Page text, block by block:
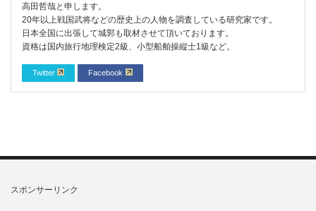
高田哲哉と申します。
20年以上戦国武将などの歴史上の人物を調査している研究家です。
日本全国に出張して城郭も取材させて頂いております。
資格は国内旅行地理検定2級、小型船舶操縦士1級など。
Twitter Facebook
スポンサーリンク